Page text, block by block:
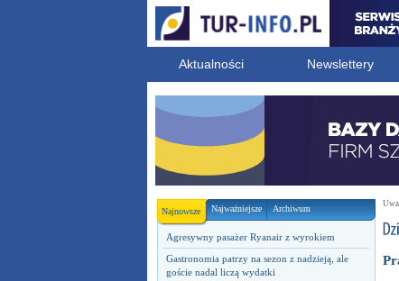
Aktualności Newslettery
Najnowsze Najważniejsze Archiwum
Agresywny pasażer Ryanair z wyrokiem
Gastronomia patrzy na sezon z nadzieją, ale
goście nadal liczą wydatki